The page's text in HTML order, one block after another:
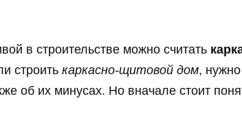
в строительстве можно считать
строить каркасно-щитовой дом,
об их минусах. Но вначале стоит